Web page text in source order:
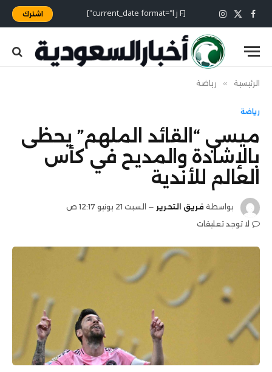
فيسبوك
X
(Twitter)
الانستغرام [current_date format="l j F"] اشترك
الرئيسية » رياضة
رياضة
ميسي “القائد الملهم” يحظى
بالإشادة والمديح في كأس
العالم للأندية
بواسطة فريق التحرير
السبت 21 يونيو 12:17 ص
لا توجد تعليقات